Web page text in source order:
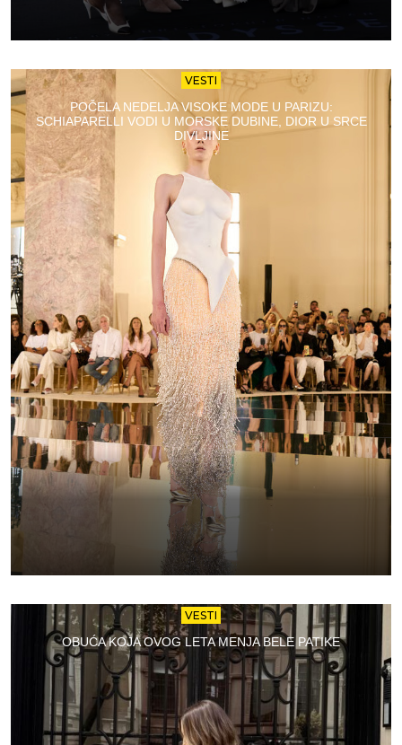
VESTI
POČELA NEDELJA VISOKE MODE U PARIZU:
SCHIAPARELLI VODI U MORSKE DUBINE, DIOR U SRCE
DIVLJINE
VESTI
OBUĆA KOJA OVOG LETA MENJA BELE PATIKE